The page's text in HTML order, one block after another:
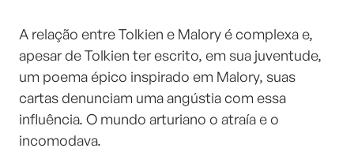
A relação entre Tolkien e Malory é complexa e,
apesar de Tolkien ter escrito, em sua juventude,
um poema épico inspirado em Malory, suas
cartas denunciam uma angústia com essa
influência. O mundo arturiano o atraía e o
incomodava.